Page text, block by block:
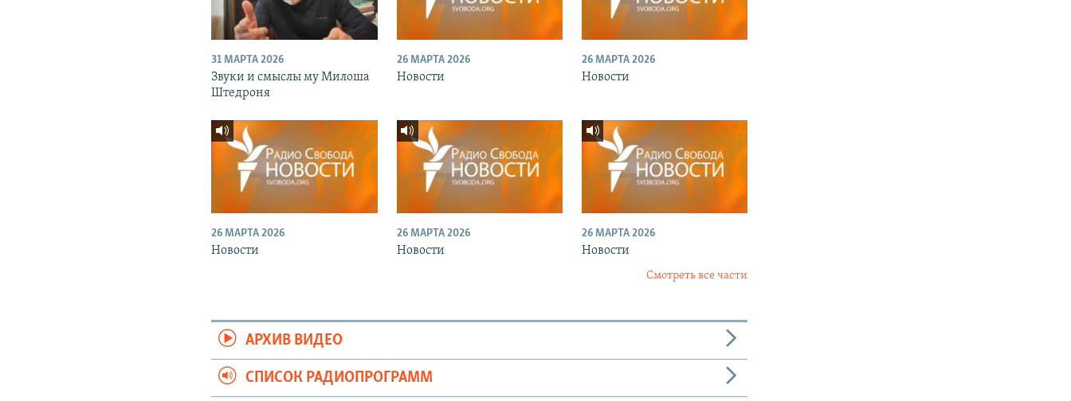
31 МАРТА 2026
Звуки и смыслы му Милоша
Штедроня
26 МАРТА 2026
Новости
26 МАРТА 2026
Новости
26 МАРТА 2026
Новости
26 МАРТА 2026
Новости
26 МАРТА 2026
Новости
Смотреть все части
АРХИВ ВИДЕО
СПИСОК РАДИОПРОГРАММ